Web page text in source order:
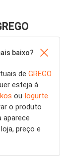
baixo?
de GREGO
esteja à
ou Iogurte
o produto
aparece
preço e